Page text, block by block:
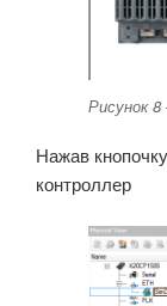
Рисунок
Нажав
контроллер